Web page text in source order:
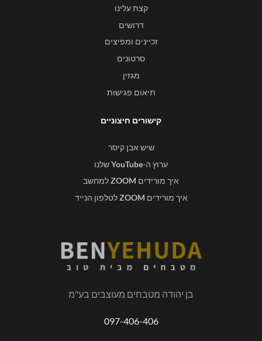
קצת עלינו
דרושים
זכיינים ומפיצים
סרטונים
מגזין
תיאום פגישות
קישורים חיצוניים
שיש אבן קיסר
ערוץ ה-YouTubeשלנו
איך מורידים ZOOMלמחשב
איך מורידים ZOOM לטלפון הנייד
בן יהודה מטבחים מעוצבים בע"מ
097-406-406